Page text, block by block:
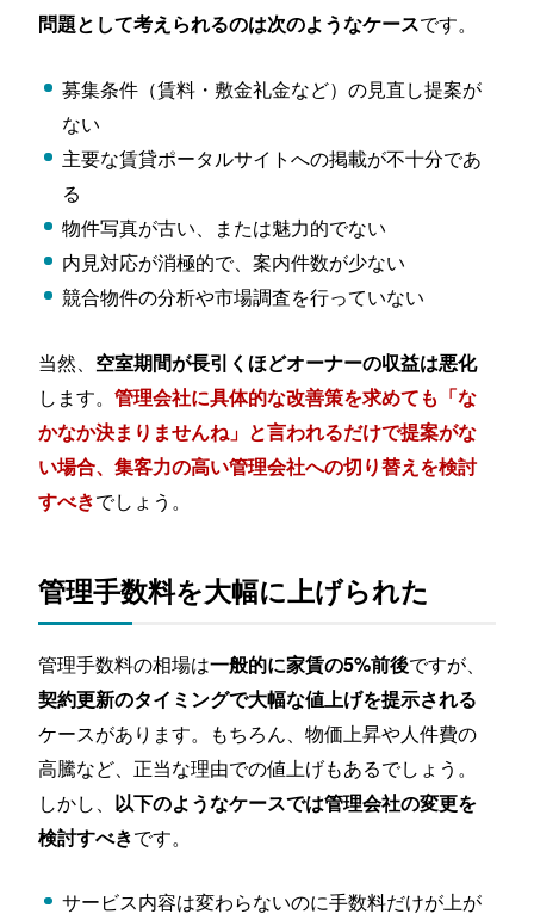
問題として考えられるのは次のようなケースです。
募集条件（賃料・敷金礼金など）の見直し提案が
ない
主要な賃貸ポータルサイトへの掲載が不十分であ
る
物件写真が古い、または魅力的でない
内見対応が消極的で、案内件数が少ない
競合物件の分析や市場調査を行っていない
当然、 空室期間が長引くほどオーナーの収益は悪化
します。管理会社に具体的な改善策を求めても「な
かなか決まりませんね」と言われるだけで提案がな
い場合、集客力の高い管理会社への切り替えを検討
すべきでしょう。
管理手数料を大幅に上げられた
管理手数料の相場は一般的に家賃の5%前後ですが、
契約更新のタイミングで大幅な値上げを提示される
ケースがあります。もちろん、物価上昇や人件費の
高騰など、正当な理由での値上げもあるでしょう。
しかし、 以下のようなケースでは管理会社の変更を
検討すべきです。
サービス内容は変わらないのに手数料だけが上が